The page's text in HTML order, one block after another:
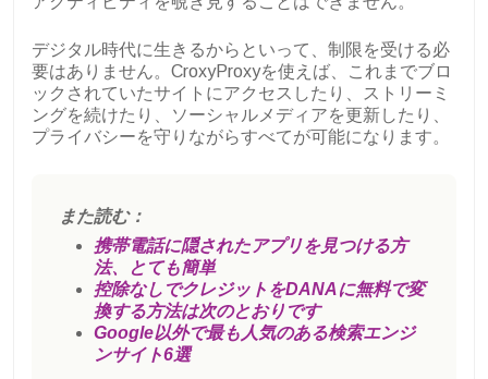
デジタル時代に生きるからといって、制限を受ける必
要はありません。CroxyProxyを使えば、これまでブロ
ックされていたサイトにアクセスしたり、ストリーミ
ングを続けたり、ソーシャルメディアを更新したり、
プライバシーを守りながらすべてが可能になります。
また読む：
携帯電話に隠されたアプリを見つける方
法、とても簡単
控除なしでクレジットをDANAに無料で変
換する方法は次のとおりです
Google以外で最も人気のある検索エンジ
ンサイト6選